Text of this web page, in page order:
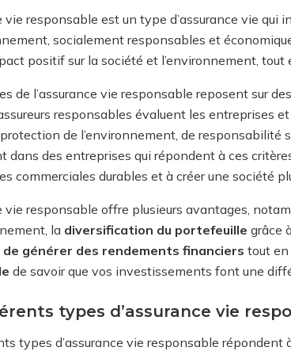
vie responsable est un type d’assurance vie
socialement responsables et
positif sur la société et l’environnement,
de l’assurance vie responsable reposent sur
responsables évaluent les
de l’environnement, de responsabilité
dans des entreprises qui répondent à ces
commerciales durables et à créer une société
vie responsable offre plusieurs avantages,
la diversification du portefeuille grâce
générer des rendements financiers tout en
de savoir que vos investissements font une
types d’assurance vie
types d’assurance vie responsable répondent